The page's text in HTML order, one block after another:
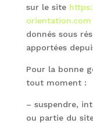
sur le site
orientation.com
donnés sous
apportées
Pour la bonne
tout moment :
– suspendre,
ou partie du